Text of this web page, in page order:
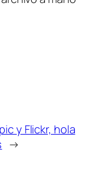
y Flickr, hola
→